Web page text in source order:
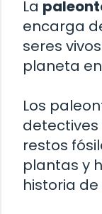
La
encarga
seres
planeta
Los
restos
plantas y
historia de